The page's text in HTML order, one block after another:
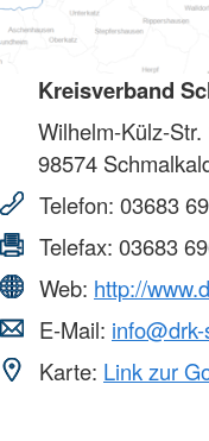
Kreisverband
Wilhelm-Külz-Str.
98574
Telefon: 03683
Telefax: 03683
Web: http://
E-Mail:
Karte: Link zur